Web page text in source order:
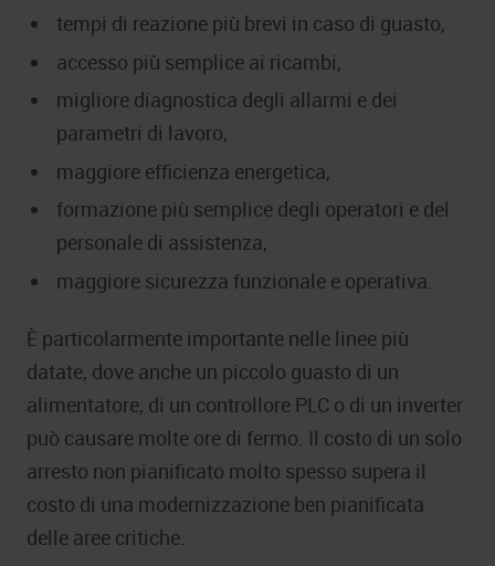
tempi di reazione più brevi in caso di guasto,
accesso più semplice ai ricambi,
migliore diagnostica degli allarmi e dei
parametri di lavoro,
maggiore efficienza energetica,
formazione più semplice degli operatori e del
personale di assistenza,
maggiore sicurezza funzionale e operativa.
È particolarmente importante nelle linee più
datate, dove anche un piccolo guasto di un
alimentatore, di un controllore PLC o di un inverter
può causare molte ore di fermo. Il costo di un solo
arresto non pianificato molto spesso supera il
costo di una modernizzazione ben pianificata
delle aree critiche.